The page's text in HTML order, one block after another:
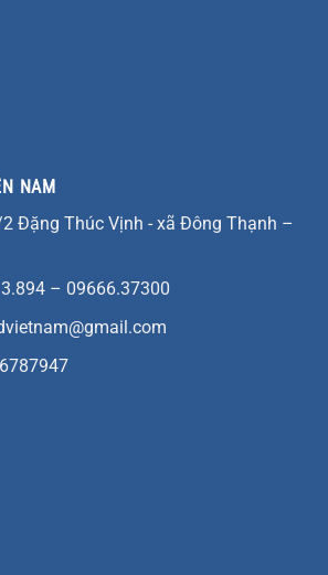
NAM
Đặng Thúc Vịnh - xã Đông Thạnh –
– 09666.37300